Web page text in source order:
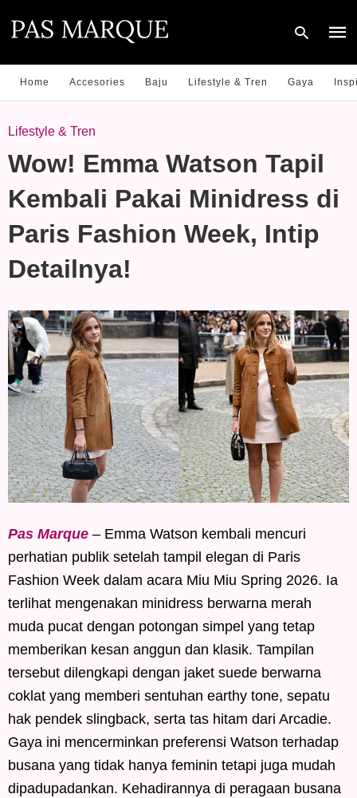
hit
Home Accesories Baju Lifestyle & Tren Gaya
Lifestyle & Tren
Wow! Emma Watson Tapil
Kembali Pakai Minidress di
Paris Fashion Week, Intip
Detailnya!
Pas Marque – Emma Watson kembali mencuri
perhatian publik setelah tampil elegan di Paris
Fashion Week dalam acara Miu Miu Spring 2026. Ia
terlihat mengenakan minidress berwarna merah
muda pucat dengan potongan simpel yang tetap
memberikan kesan anggun dan klasik. Tampilan
tersebut dilengkapi dengan jaket suede berwarna
coklat yang memberi sentuhan earthy tone, sepatu
hak pendek slingback, serta tas hitam dari Arcadie.
Gaya ini mencerminkan preferensi Watson terhadap
busana yang tidak hanya feminin tetapi juga mudah
dipadupadankan. Kehadirannya di peragaan busana